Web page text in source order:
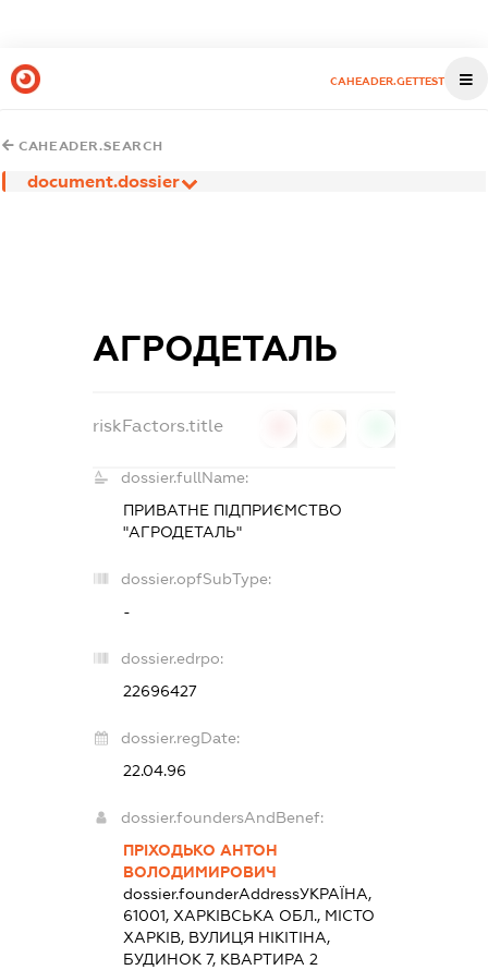
CAHEADER.GETTEST
CAHEADER.SEARCH
document.dossier
АГРОДЕТАЛЬ
riskFactors.title
dossier.fullName:
ПРИВАТНЕ ПІДПРИЄМСТВО
"АГРОДЕТАЛЬ"
dossier.opfSubType:
-
dossier.edrpo:
22696427
dossier.regDate:
22.04.96
dossier.foundersAndBenef:
ПРІХОДЬКО АНТОН
ВОЛОДИМИРОВИЧ
dossier.founderAddressУКРАЇНА,
61001, ХАРКІВСЬКА ОБЛ., МІСТО
ХАРКІВ, ВУЛИЦЯ НІКІТІНА,
БУДИНОК 7, КВАРТИРА 2